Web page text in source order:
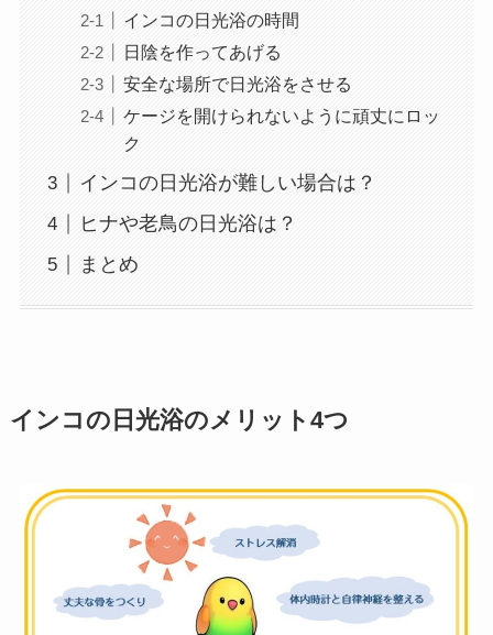
インコの日光浴の時間
日陰を作ってあげる
安全な場所で日光浴をさせる
ケージを開けられないように頑丈にロッ
ク
インコの日光浴が難しい場合は？
ヒナや老鳥の日光浴は？
まとめ
インコの日光浴のメリット4つ